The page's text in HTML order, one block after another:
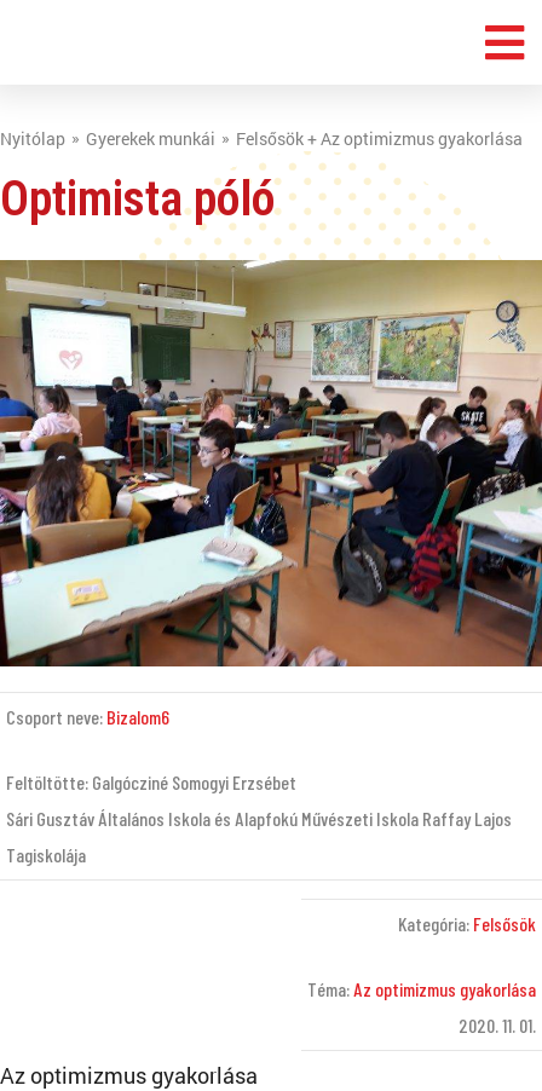
Nyitólap Gyerekek munkái Felsősök + Az optimizmus gyakorlása
Optimista póló
Csoport neve: Bizalom6
Feltöltötte: Galgócziné Somogyi Erzsébet
Sári Gusztáv Általános Iskola és Alapfokú Művészeti Iskola Raffay Lajos
Tagiskolája
Kategória: Felsősök
Téma:Az optimizmus gyakorlása
2020. 11. 01.
Az optimizmus gyakorlása